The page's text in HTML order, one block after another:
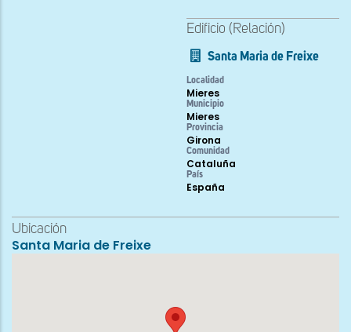
Edificio (Relación)
Santa Maria de Freixe
Localidad
Mieres
Municipio
Mieres
Provincia
Girona
Comunidad
Cataluña
País
España
Ubicación
Santa Maria de Freixe